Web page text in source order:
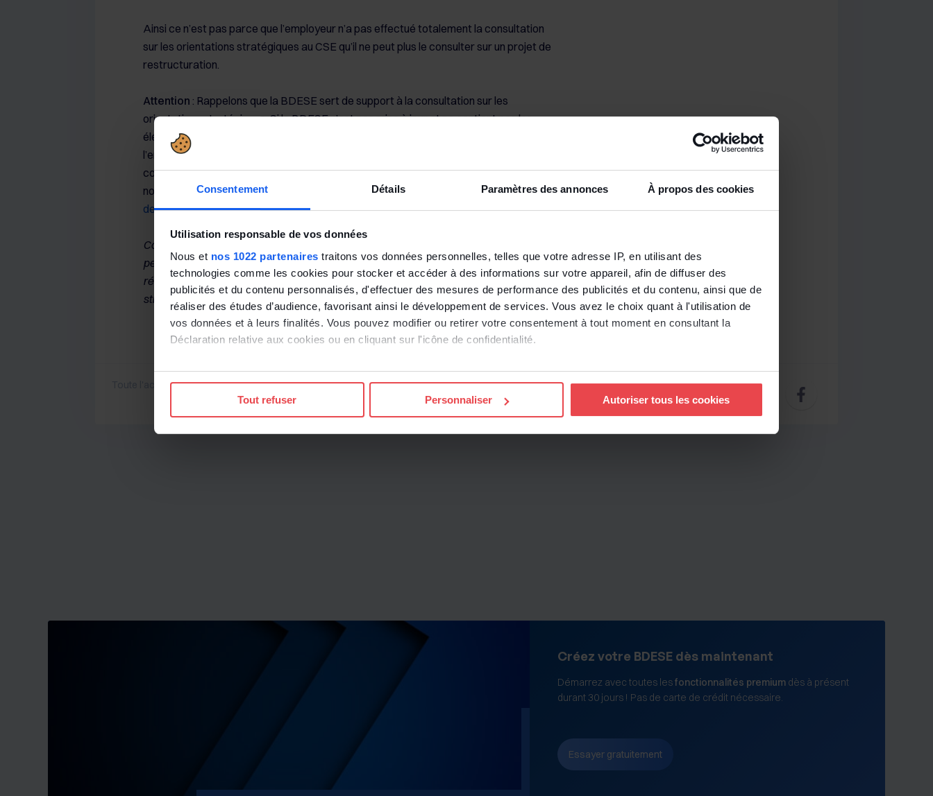
Consentement Détails Paramètres des annonces À propos des cookies
Utilisation responsable de vos données
Nous et nos 1022 partenaires traitons vos données personnelles, telles que votre adresse IP, en utilisant des
technologies comme les cookies pour stocker et accéder à des informations sur votre appareil, afin de diffuser des
publicités et du contenu personnalisés, d'effectuer des mesures de performance des publicités et du contenu, ainsi que de
réaliser des études d’audience, favorisant ainsi le développement de services. Vous avez le choix quant à l'utilisation de
vos données et à leurs finalités. Vous pouvez modifier ou retirer votre consentement à tout moment en consultant la
Déclaration relative aux cookies ou en cliquant sur l'icône de confidentialité.
Si vous le permettez, nous aimerions également :
Identifier votre appareil en l'analysant activement pour en relever les caractéristiques spécifiques (empreintes
Tout refuser Personnaliser Autoriser tous les cookies
Ainsi ce n’est pas parce que l’employeur n’a pas effectué totalement la consultation
sur les orientations stratégiques au CSE qu’il ne peut plus le consulter sur un projet de
restructuration.
Attention : Rappelons que la BDESE sert de support à la consultation sur les
orientations stratégiques. Si la BDESE n’est pas mise à jour et ne contient pas les
éléments indispensables à une information loyale sur les orientations stratégiques de
l’entreprise, les élus ne peuvent pas rendre un avis éclairé. L’employeur peut être
condamné à compléter la BDESE sous astreinte et risque un délit d’entrave (voir
notamment notre article «
Absence de mise à jour de la BDES : une entreprise vient
de se faire condamner !»).
Cour de cassation, chambre sociale, 21 septembre 2022, n° 20-17.058 (les élus ne
peuvent pas obtenir le blocage de tout processus consultatif sur un projet de
réorganisation au motif que l’information-consultation sur les orientations
stratégiques de l’entreprise n’a pas été valablement et loyalement mise en œuvre)
Toute l'actualité
Créez votre BDESE dès maintenant
Démarrez avec toutes lesfonctionnalités premium dès à présent
durant 30 jours ! Pas de carte de crédit nécessaire.
Essayer gratuitement